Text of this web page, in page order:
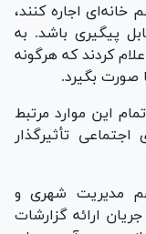
خانه‌ای اجاره کنند،
پیگیری باشد. به
کردند که هرگونه
صورت بگیرد.
این موارد مرتبط
تأثیرگذار
مدیریت شهری و
ارائه گزارشات